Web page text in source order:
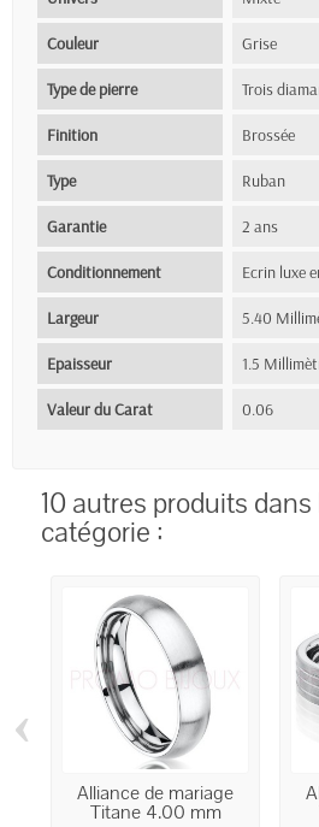
Couleur Grise
Type de pierre Trois
Finition Brossée
Type Ruban
Garantie 2 ans
Conditionnement Ecrin luxe
Largeur 5.40
Epaisseur 1.5
Valeur du Carat 0.06
10 autres produits
catégorie :
Alliance de mariage
Titane 4.00 mm
‹